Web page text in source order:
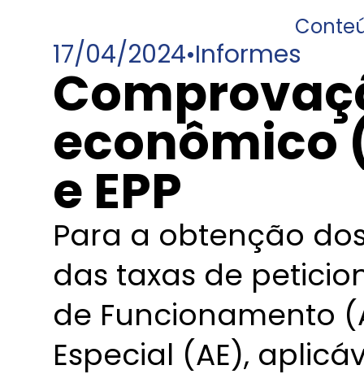
17/04/2024•Informes
econômico
e EPP
Para a obtenção
das taxas de
de Funcionamento
Especial (AE),